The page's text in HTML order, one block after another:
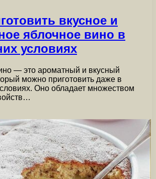
вкусное и
яблочное вино в
условиях
— это ароматный и вкусный
можно приготовить даже в
Оно обладает множеством